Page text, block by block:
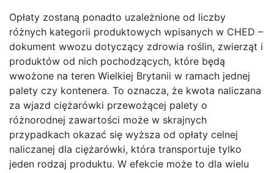
Opłaty zostaną ponadto uzależnione od liczby
różnych kategorii produktowych wpisanych w CHED –
dokument wwozu dotyczący zdrowia roślin, zwierząt i
produktów od nich pochodzących, które będą
wwożone na teren Wielkiej Brytanii w ramach jednej
palety czy kontenera. To oznacza, że kwota naliczana
za wjazd ciężarówki przewożącej palety o
różnorodnej zawartości może w skrajnych
przypadkach okazać się wyższa od opłaty celnej
naliczanej dla ciężarówki, która transportuje tylko
jeden rodzaj produktu. W efekcie może to dla wielu